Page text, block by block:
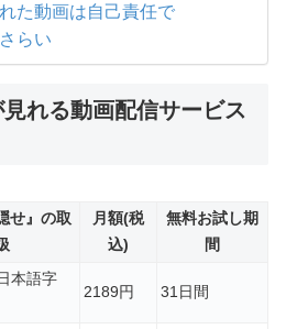
た動画は自己責任で
らい
見れる動画配信サービス
せ』の取
月額(税
込)
無料お試し期
間
本語字
2189円 31日間